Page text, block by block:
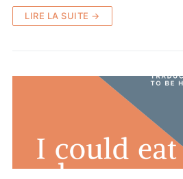
LIRE LA SUITE →